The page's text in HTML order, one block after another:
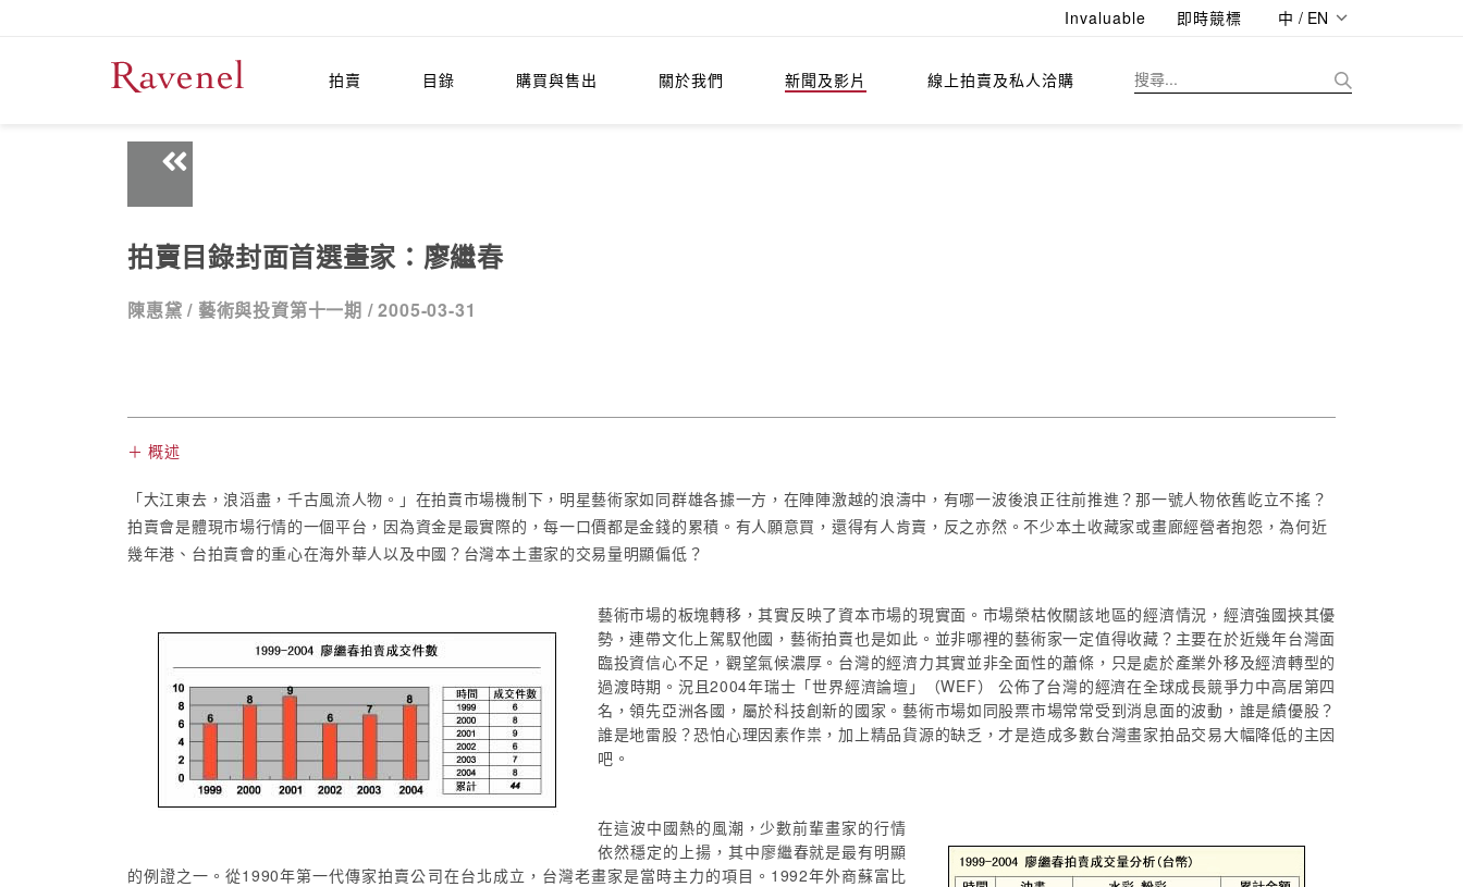
Invaluable 即時競標 中 / EN
拍賣 目錄 購買與售出 關於我們 新聞及影片 線上拍賣及私人洽購
拍賣目錄封面首選畫家：廖繼春
陳惠黛 / 藝術與投資第十一期 /2005-03-31
＋ 概述
「大江東去，浪滔盡，千古風流人物。」在拍賣市場機制下，明星藝術家如同群雄各據一方，在陣陣激越的浪濤中，有哪一波後浪正往前推進？那一號人物依舊屹立不搖？
拍賣會是體現市場行情的一個平台，因為資金是最實際的，每一口價都是金錢的累積。有人願意買，還得有人肯賣，反之亦然。不少本土收藏家或畫廊經營者抱怨，為何近
幾年港、台拍賣會的重心在海外華人以及中國？台灣本土畫家的交易量明顯偏低？
藝術市場的板塊轉移，其實反映了資本市場的現實面。市場榮枯攸關該地區的經濟情況，經濟強國挾其優
勢，連帶文化上駕馭他國，藝術拍賣也是如此。並非哪裡的藝術家一定值得收藏？主要在於近幾年台灣面
臨投資信心不足，觀望氣候濃厚。台灣的經濟力其實並非全面性的蕭條，只是處於產業外移及經濟轉型的
過渡時期。況且2004年瑞士「世界經濟論壇」（WEF） 公佈了台灣的經濟在全球成長競爭力中高居第四
名，領先亞洲各國，屬於科技創新的國家。藝術市場如同股票市場常常受到消息面的波動，誰是績優股？
誰是地雷股？恐怕心理因素作祟，加上精品貨源的缺乏，才是造成多數台灣畫家拍品交易大幅降低的主因
吧。
在這波中國熱的風潮，少數前輩畫家的行情
依然穩定的上揚，其中廖繼春就是最有明顯
的例證之一。從1990年第一代傳家拍賣公司在台北成立，台灣老畫家是當時主力的項目。1992年外商蘇富比